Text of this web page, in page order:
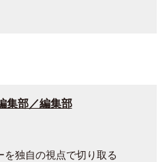
集部／編集部
独自の視点で切り取る